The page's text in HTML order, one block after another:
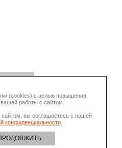
(cookies) с целью повышения
работы с сайтом.
сайтом, вы соглашаетесь с нашей
конфиденциальности.